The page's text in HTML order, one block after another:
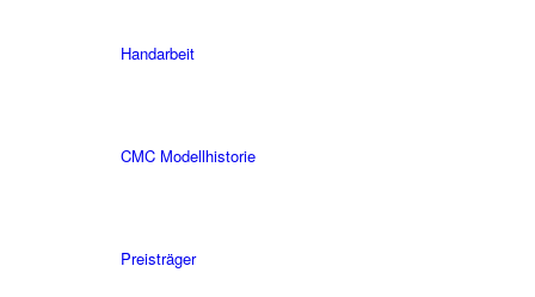
Handarbeit
CMC Modellhistorie
Preisträger